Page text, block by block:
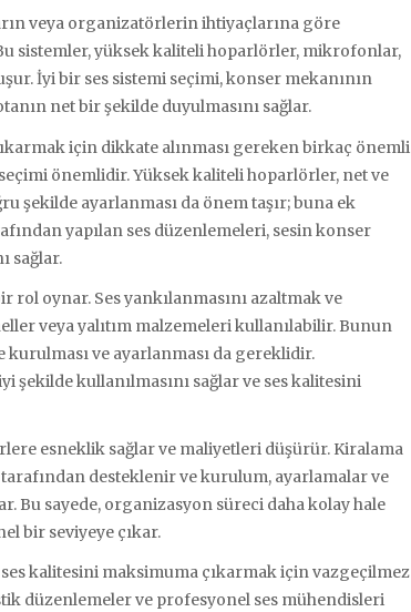
veya organizatörlerin ihtiyaçlarına göre
sistemler, yüksek kaliteli hoparlörler, mikrofonlar,
İyi bir ses sistemi seçimi, konser mekanının
net bir şekilde duyulmasını sağlar.
için dikkate alınması gereken birkaç önemli
önemlidir. Yüksek kaliteli hoparlörler, net ve
şekilde ayarlanması da önem taşır; buna ek
yapılan ses düzenlemeleri, sesin konser
sağlar.
rol oynar. Ses yankılanmasını azaltmak ve
veya yalıtım malzemeleri kullanılabilir. Bunun
kurulması ve ayarlanması da gereklidir.
şekilde kullanılmasını sağlar ve ses kalitesini
esneklik sağlar ve maliyetleri düşürür. Kiralama
desteklenir ve kurulum, ayarlamalar ve
Bu sayede, organizasyon süreci daha kolay hale
bir seviyeye çıkar.
kalitesini maksimuma çıkarmak için vazgeçilmez
düzenlemeler ve profesyonel ses mühendisleri